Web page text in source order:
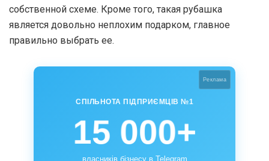
собственной схеме. Кроме того, такая рубашка
является довольно неплохим подарком, главное
правильно выбрать ее.
Реклама
СПІЛЬНОТА ПІДПРИЄМЦІВ №1
15 000+
власників бізнесу в Telegram